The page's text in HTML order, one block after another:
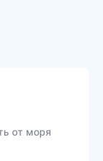
от моря